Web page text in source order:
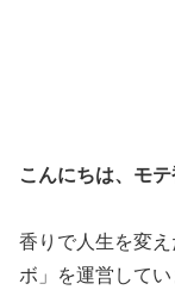
こんにちは、モ
香りで人生を変
ボ」を運営してい